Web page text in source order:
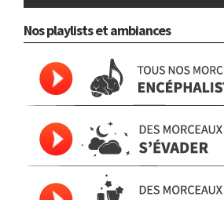
Nos playlists et ambiances